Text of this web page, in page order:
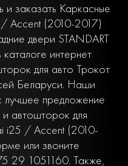
заказать Каркасные
Accent (2010-2017)
двери STANDART
интернет
для авто Трокот
Беларуси. Наши
лучшее предложение
и автошторок для
i25 / Accent (2010-
или звоните
29 1051160. Также,